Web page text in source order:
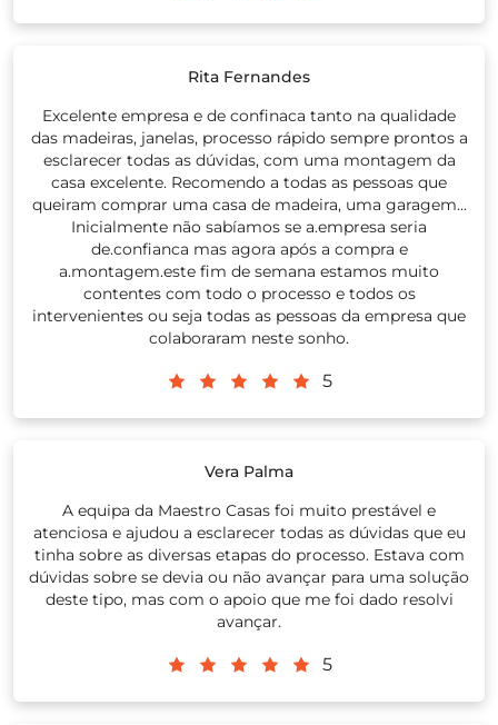
Rita Fernandes
Excelente empresa e de confinaca tanto na qualidade
das madeiras, janelas, processo rápido sempre prontos a
esclarecer todas as dúvidas, com uma montagem da
casa excelente. Recomendo a todas as pessoas que
queiram comprar uma casa de madeira, uma garagem...
Inicialmente não sabíamos se a.empresa seria
de.confianca mas agora após a compra e
a.montagem.este fim de semana estamos muito
contentes com todo o processo e todos os
intervenientes ou seja todas as pessoas da empresa que
colaboraram neste sonho.
5
Vera Palma
A equipa da Maestro Casas foi muito prestável e
atenciosa e ajudou a esclarecer todas as dúvidas que eu
tinha sobre as diversas etapas do processo. Estava com
dúvidas sobre se devia ou não avançar para uma solução
deste tipo, mas com o apoio que me foi dado resolvi
avançar.
5